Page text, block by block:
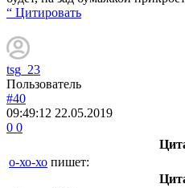
“ Цитировать
tsg_23
Пользователь
#40
09:49:12 22.05.2019
0 0
о-хо-хо пишет: